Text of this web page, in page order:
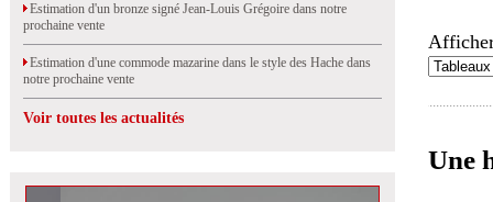
Estimation d'un bronze signé Jean-Louis Grégoire dans notre
prochaine vente
Estimation d'une commode mazarine dans le style des Hache dans
notre prochaine vente
Voir toutes les actualités
Une